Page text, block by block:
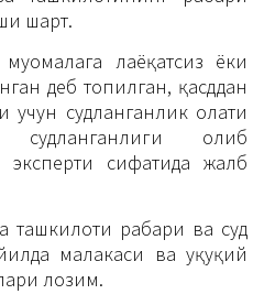
шарт.
лаёқатсиз ёки
деб топилган, қасддан
судланганлик ҳолати
судланганлиги олиб
сифатида жалб
ташкилоти раҳбари ва суд
малакаси ва ҳуқуқий
лозим.